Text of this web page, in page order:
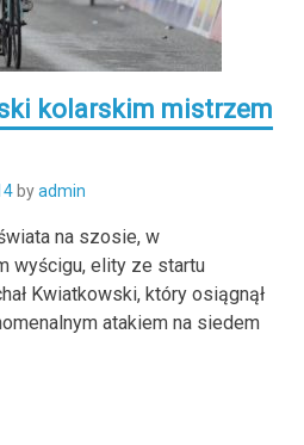
kolarskim mistrzem
byadmin
na szosie, w
wyścigu, elity ze startu
Kwiatkowski, który osiągnął
atakiem na siedem